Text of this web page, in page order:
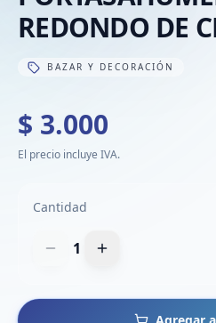
REDONDO DE
BAZAR Y DECORACIÓN
$ 3.000
El precio incluye IVA.
Cantidad
1